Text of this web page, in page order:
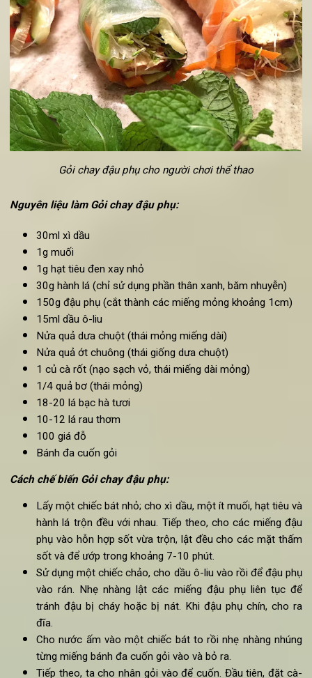
bánh nem cuốn) rồi trộn đều lên.
Cho miếng cuốn gỏi vào nước nóng hoặc nước ẩm
khoảng 10-15 giây để làm cho miếng cuốn mềm ra.
Cho 30g nhân trộn từ trong bát vào mỗi miếng cuốn,
cuộn chặt tay để tránh nhân bị rơi ra khi ăn.
Thưởng thứcmón gỏi chay ngon lạ miệng nàyvới xì
8. Cách làm Gỏi chay đậu phụ
Gỏi chay đậu phụ là món ăn rất phù hợp cho những
nguyên liêu chứa rất nhiều dinh dưỡng, đặc biệt là quả bơ,
người.
Nguyên liệu làm Gỏi chay đậu phụ:
30ml xì dầu
1g muối
1g hạt tiêu đen xay nhỏ
30g hành lá (chỉ sử dụng phần thân xanh, băm nhuyễn)
150g đậu phụ (cắt thành các miếng mỏng khoảng 1cm)
15ml dầu ô-liu
Nửa quả dưa chuột (thái mỏng miếng dài)